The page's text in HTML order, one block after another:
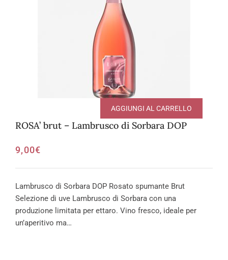
ROSA’ brut – Lambrusco di Sorbara DOP
9,00€
AGGIUNGI AL CARRELLO
Lambrusco di Sorbara DOP Rosato spumante Brut
Selezione di uve Lambrusco di Sorbara con una
produzione limitata per ettaro. Vino fresco, ideale per
un’aperitivo ma…